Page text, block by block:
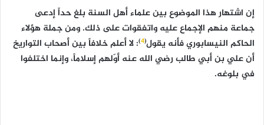
إن اشتهار هذا الموضوع بين علماء أهل السنة بلغ حداً إدعى
جماعة منهم الإجماع عليه واتفقوات على ذلك. ومن جملة هؤلاء
الحاكم النيسابوري فأنه يقول(
4
): لا أعلم خلافاً بين أصحاب التواريخ
أن علي بن أبي طالب رضي الله عنه أوّلهم إسلاماً، وإنما اختلفوا
في بلوغه.